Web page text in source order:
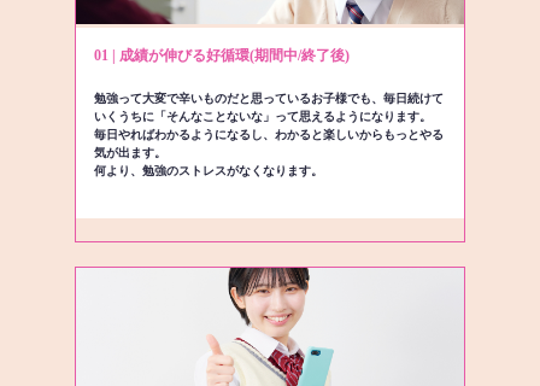
01 | 成績が伸びる好循環(期間中/終了後)
勉強って大変で辛いものだと思っているお子様でも、毎日続けて
いくうちに「そんなことないな」って思えるようになります。
毎日やればわかるようになるし、わかると楽しいからもっとやる
気が出ます。
何より、勉強のストレスがなくなります。